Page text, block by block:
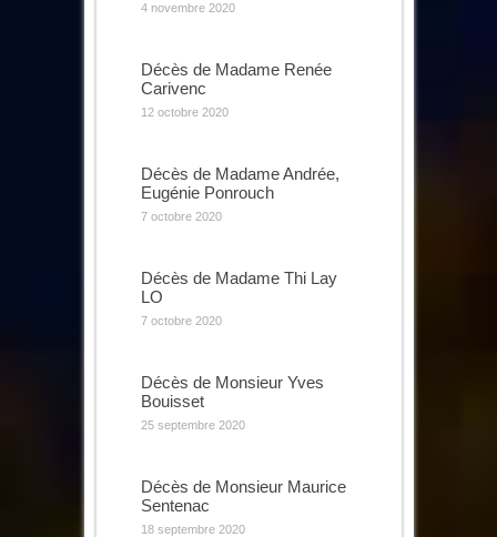
4 novembre 2020
Décès de Madame Renée
Carivenc
12 octobre 2020
Décès de Madame Andrée,
Eugénie Ponrouch
7 octobre 2020
Décès de Madame Thi Lay
LO
7 octobre 2020
Décès de Monsieur Yves
Bouisset
25 septembre 2020
Décès de Monsieur Maurice
Sentenac
18 septembre 2020